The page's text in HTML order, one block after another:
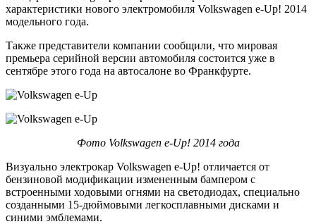
характеристики нового электромобиля Volkswagen e-Up! 2014
модельного года.
Также представители компании сообщили, что мировая
премьера серийной версии автомобиля состоится уже в
сентябре этого года на автосалоне во Франкфурте.
Фото Volkswagen e-Up! 2014 года
Визуально электрокар Volkswagen e-Up! отличается от
бензиновой модификации измененным бампером с
встроенными ходовыми огнями на светодиодах, специально
созданными 15-дюймовыми легкосплавными дисками и
синими эмблемами.